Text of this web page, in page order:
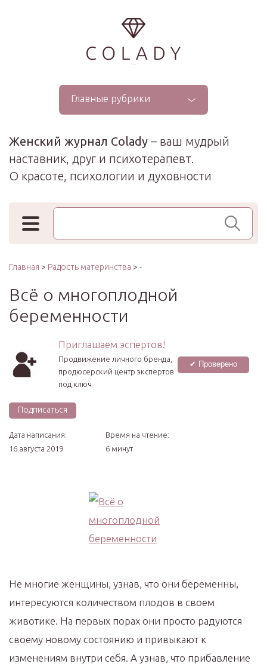
...
Главные рубрики
Женский журнал Colady – ваш мудрый
наставник, друг и психотерапевт.
О красоте, психологии и духовности
Поиск по сайту
Главная > Радость материнства > -
Всё о многоплодной
беременности
Приглашаем эспертов!
Продвижение личного бренда,
продюсерский центр экспертов
под ключ
✔ Проверено
Подписаться
Дата написания:
16 августа 2019
Время на чтение:
6 минут
Не многие женщины, узнав, что они беременны,
интересуются количеством плодов в своем
животике. На первых порах они просто радуются
своему новому состоянию и привыкают к
изменениям внутри себя. А узнав, что прибавление